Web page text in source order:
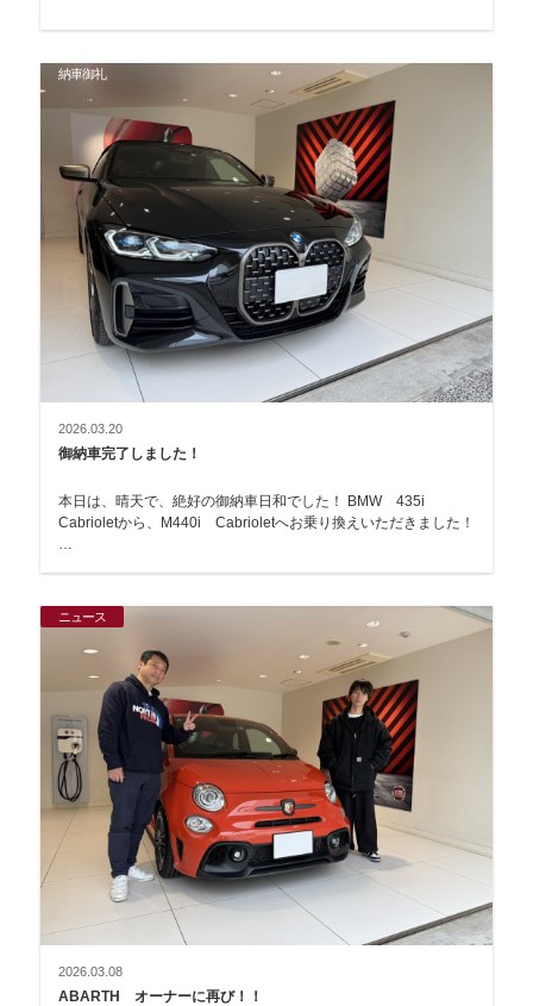
納車御礼
2026.03.20
御納車完了しました！
本日は、晴天で、絶好の御納車日和でした！ BMW 435i
Cabrioletから、M440i Cabrioletへお乗り換えいただきました！
ニュース
2026.03.08
ABARTH オーナーに再び！！